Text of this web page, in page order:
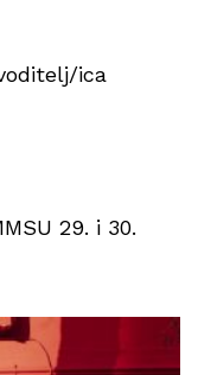
ica
29. i 30.